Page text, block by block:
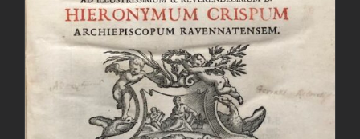
AGGIUNGI AL CARRELLO / DETTAGLI